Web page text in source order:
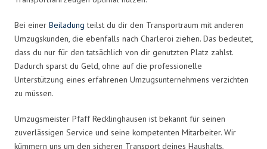
Bei einer Beiladung teilst du dir den Transportraum mit anderen
Umzugskunden, die ebenfalls nach Charleroi ziehen. Das bedeutet,
dass du nur für den tatsächlich von dir genutzten Platz zahlst.
Dadurch sparst du Geld, ohne auf die professionelle
Unterstützung eines erfahrenen Umzugsunternehmens verzichten
zu müssen.
Umzugsmeister Pfaff Recklinghausen ist bekannt für seinen
zuverlässigen Service und seine kompetenten Mitarbeiter. Wir
kümmern uns um den sicheren Transport deines Haushalts,